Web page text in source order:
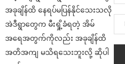
အခုချိန်ထိ နေရပ်မပြန်နိုင်သေးသလို
အဲဒီရွာတွေက မီးရှို့ခံရတဲ့ အိမ်
အရေအတွက်ကိုလည်း အခုချိန်ထိ
အတိအကျ မသိရသေးဘူးလို့ ဆိုပါ